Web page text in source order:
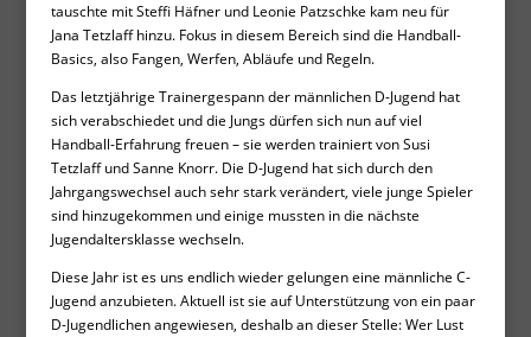
tauschte mit Steffi Häfner und Leonie Patzschke kam neu für
Jana Tetzlaff hinzu. Fokus in diesem Bereich sind die Handball-
Basics, also Fangen, Werfen, Abläufe und Regeln.
Das letztjährige Trainergespann der männlichen D-Jugend hat
sich verabschiedet und die Jungs dürfen sich nun auf viel
Handball-Erfahrung freuen – sie werden trainiert von Susi
Tetzlaff und Sanne Knorr. Die D-Jugend hat sich durch den
Jahrgangswechsel auch sehr stark verändert, viele junge Spieler
sind hinzugekommen und einige mussten in die nächste
Jugendaltersklasse wechseln.
Diese Jahr ist es uns endlich wieder gelungen eine männliche C-
Jugend anzubieten. Aktuell ist sie auf Unterstützung von ein paar
D-Jugendlichen angewiesen, deshalb an dieser Stelle: Wer Lust